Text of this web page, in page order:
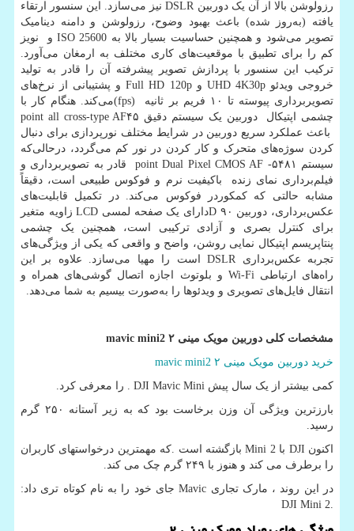
رزولوشن بالا از آن یک دوربین DSLR نیز می‌سازد. این سنسور ارتقاء
یافته (به‌روز شده) باعث بهبود وضوح، رزولوشن و دامنه دینامیک
تصویر می‌شود و همچنین حساسیت بسیار بالا به ISO 25600 و نویز
کم را برای تطبیق با موقعیت‌های کاری مختلف به ارمغان می‌آورد.
ترکیب این سنسور با پردازش تصویر پیشرفته آن را قادر به تولید
خروجی ویدئو UHD 4K30p و Full HD 120p و پشتیبانی از نرخ‌های
تصویربرداری پیوسته تا ۱۰ فریم بر ثانیه
(fps)می‌کند. هنگام کار با
چشمی اپتیکال دوربین یک سیستم دقیق ۴۵
point all cross-type AF
باعث عملکرد سریع دوربین در شرایط مختلف نورپردازی برای دنبال
کردن سوژه‌های متحرک و کار کردن در نور کم می‌گردد، درحالی‌که
سیستم ۵۴۸۱
-
point Dual Pixel CMOS AF قادر به تصویربرداری و
فیلم‌برداری نمای زنده باکیفیت نرم و فوکوس طبیعی است، دقیقاً
مشابه حالتی که کمکوردر فوکوس می‌کند. در تکمیل قابلیت‌های
عکس‌برداری، دوربین ۹۰
Dدارای یک صفحه لمسی LCD زاویه متغیر
برای کنترل بصری و آزادی ترکیبی است، همچنین یک چشمی
پنتاپریسم اپتیکال نمایی روشن، واضح و واقعی که یکی از ویژگی‌های
تجربه عکس‌برداری DSLR
است را مهیا می‌سازد. علاوه بر این
راه‌های ارتباطی Wi-Fi و بلوتوث اجازه اتصال گوشی‌های همراه و
انتقال فایل‌های تصویری و ویدئوها را به‌صورت بیسیم به شما می‌دهد.
مشخصات کلی دوربین مویک مینی ۲ mavic mini2
خرید دوربین مویک مینی ۲
mavic mini2
کمی بیشتر از یک سال پیش . DJI Mavic Mini را معرفی کرد.
بارزترین ویژگی آن وزن برخاست بود که به زیر آستانه ۲۵۰ گرم
رسید.
اکنون DJI با Mini 2 بازگشته است .که مهمترین درخواستهای کاربران
را برطرف می کند و هنوز با ۲۴۹ گرم چک می کند.
در این روند ، مارک تجاری Mavic جای خود را به نام کوتاه تری داد:
DJI Mini 2.